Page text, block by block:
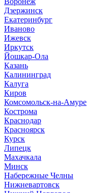
Дзержинск
Екатеринбург
Иваново
Ижевск
Иркутск
Йошкар-Ола
Казань
Калининград
Калуга
Киров
Комсомольск-на-Амуре
Кострома
Краснодар
Красноярск
Курск
Липецк
Махачкала
Минск
Набережные Челны
Нижневартовск